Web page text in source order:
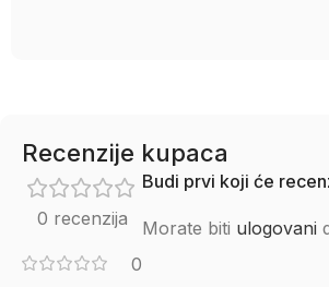
Recenzije kupaca
0 recenzija
0
Budi prvi koji će
Morate biti ulogovani